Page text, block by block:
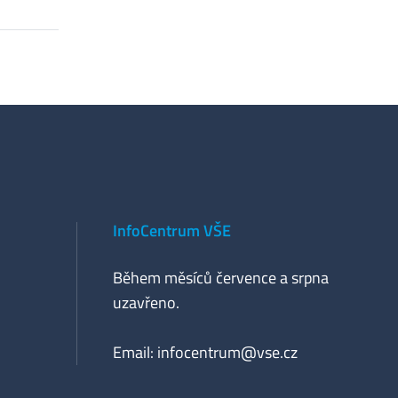
InfoCentrum VŠE
Během měsíců července a srpna
uzavřeno.
Email: infocentrum@vse.cz